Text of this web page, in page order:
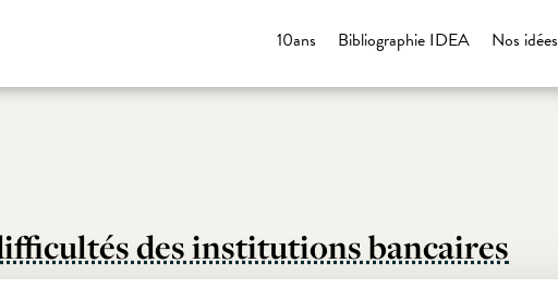
Nos idées
Bibliographie IDEA
10ans
des institutions bancaires